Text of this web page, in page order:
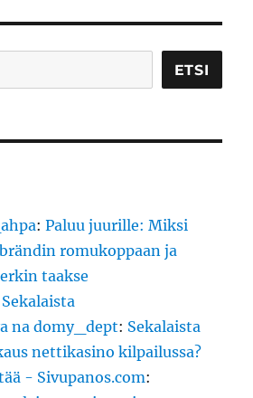
ETSI
:Paluu juurille: Miksi
romukoppaan ja
taakse
Sekalaista
na domy_dept: Sekalaista
nettikasino kilpailussa?
- Sivupanos.com: